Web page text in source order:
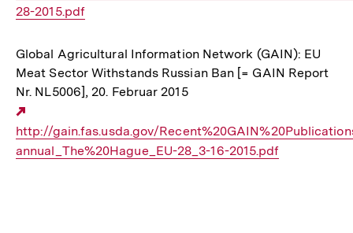
28-2015.pdf
Global Agricultural Information Network (GAIN): EU
Meat Sector Withstands Russian Ban [= GAIN Report
Nr. NL5006], 20. Februar 2015
Link:
http://gain.fas.usda.gov/
annual_The%20Hague_EU-28_3-16-2015.pdf